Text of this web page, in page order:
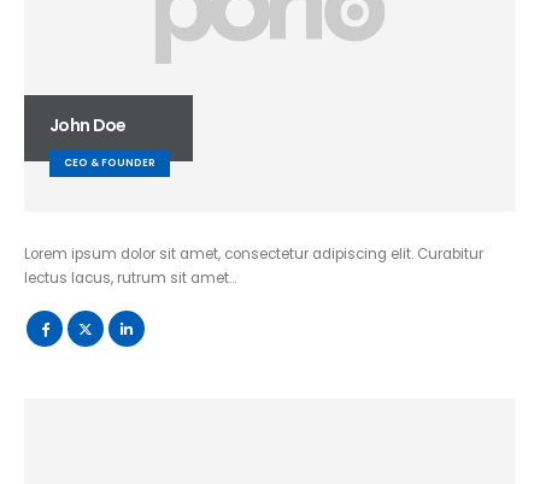
John Doe
CEO & FOUNDER
Lorem ipsum dolor sit amet, consectetur adipiscing elit. Curabitur
lectus lacus, rutrum sit amet…